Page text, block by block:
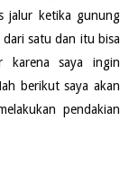
jalur ketika gunung
satu dan itu bisa
karena saya ingin
berikut saya akan
pendakian